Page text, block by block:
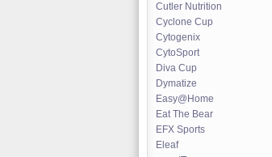
Cutler Nutrition
Cyclone Cup
Cytogenix
CytoSport
Diva Cup
Dymatize
Easy@Home
Eat The Bear
EFX Sports
Eleaf